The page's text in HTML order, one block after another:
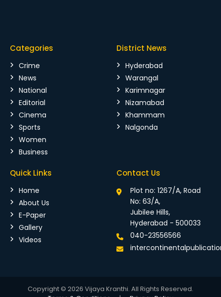
Categories
Crime
News
National
Editorial
Cinema
Sports
Women
Business
District News
Hyderabad
Warangal
Karimnagar
Nizamabad
Khammam
Nalgonda
Quick Links
Home
About Us
E-Paper
Gallery
Videos
Contact Us
Plot no: 1267/A, Road
No: 63/A,
Jubilee Hills,
Hyderabad - 500033
040-23556566
Copyright © 2026 Vijaya Kranthi. All Rights Reserved.